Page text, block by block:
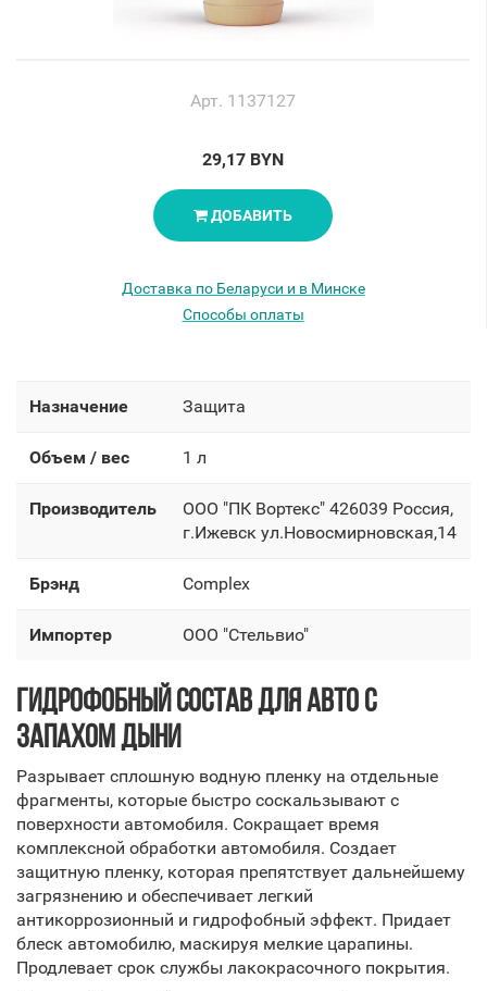
Арт. 1137127
29,17 BYN
ДОБАВИТЬ
Доставка по Беларуси и в Минске
Способы оплаты
Назначение Защита
Объем / вес 1 л
Производитель
OOO "ПК Вортекс" 426039 Россия,
г.Ижевск ул.Новосмирновская,14
Брэнд Complex
Импортер OOO "Стельвио"
ГИДРОФОБНЫЙ СОСТАВ ДЛЯ АВТО С
ЗАПАХОМ ДЫНИ
Разрывает сплошную водную пленку на отдельные
фрагменты, которые быстро соскальзывают с
поверхности автомобиля. Сокращает время
комплексной обработки автомобиля. Создает
защитную пленку, которая препятствует дальнейшему
загрязнению и обеспечивает легкий
антикоррозионный и гидрофобный эффект. Придает
блеск автомобилю, маскируя мелкие царапины.
Продлевает срок службы лакокрасочного покрытия.